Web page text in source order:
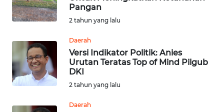
Pangan
2 tahun yang lalu
Daerah
Versi Indikator Politik: Anies
Urutan Teratas Top of Mind Pilgub
DKI
2 tahun yang lalu
Daerah
DISCLAIMER
Wahana
News
Regional
WN